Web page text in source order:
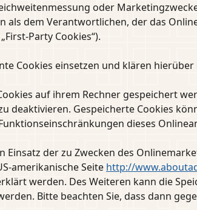
oder
als dem Verantwortlichen, der das
Party Cookies“).
Cookies einsetzen und klären
auf ihrem Rechner gespeichert
deaktivieren. Gespeicherte Cookies
dieses
Einsatz der zu Zwecken des
amerikanische Seite http://
werden. Des Weiteren kann die
Bitte beachten Sie, dass dann